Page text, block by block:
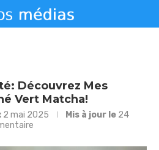
Découvrez Mes
Vert Matcha!
2 mai 2025 Mis à jour le 24